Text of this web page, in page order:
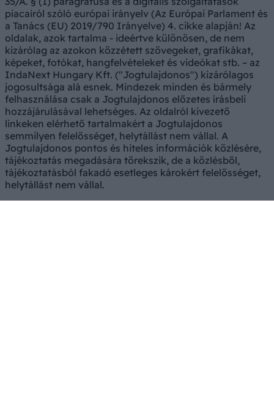
piacairól szóló európai irányelv (Az Európai Parlament és
a Tanács (EU) 2019/790 Irányelve) 4. cikke alapján! Az
oldalak, azok tartalma - ideértve különösen, de nem
kizárólag az azokon közzétett szövegeket, grafikákat,
képeket, fotókat, hangfelvételeket és videókat stb. – az
IndaNext Hungary Kft. ("Jogtulajdonos") kizárólagos
jogosultsága alá esnek. Mindezek minden és bármely
felhasználása csak a Jogtulajdonos előzetes írásbeli
hozzájárulásával lehetséges. Az oldalról kivezető
linkeken elérhető tartalmakért a Jogtulajdonos
semmilyen felelősséget, helytállást nem vállal. A
Jogtulajdonos pontos és hiteles információk közlésére,
tájékoztatás megadására törekszik, de a közlésből,
tájékoztatásból fakadó esetleges károkért felelősséget,
helytállást nem vállal.